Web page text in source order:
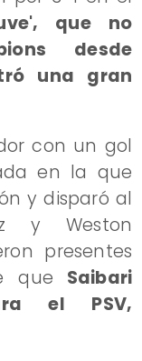
que no
desde
una gran
con un gol
en la que
y disparó al
y Weston
presentes
que Saibari
el PSV,